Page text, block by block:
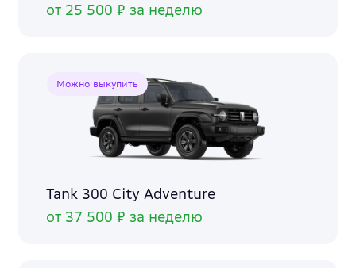
от 25 500 ₽ за неделю
Можно выкупить
Tank 300 City Adventure
от 37 500 ₽ за неделю